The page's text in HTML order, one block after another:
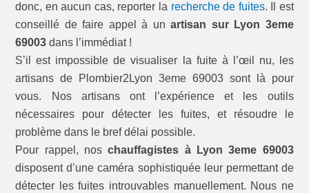
donc, en aucun cas, reporter la recherche de fuites. Il est
conseillé de faire appel à unartisan sur Lyon 3eme
69003 dans l’immédiat !
S’il est impossible de visualiser la fuite à l’œil nu, les
artisans de Plombier2Lyon 3eme 69003 sont là pour
vous. Nos artisans ont l’expérience et les outils
nécessaires pour détecter les fuites, et résoudre le
problème dans le bref délai possible.
Pour rappel, noschauffagistes à Lyon 3eme 69003
disposent d’une caméra sophistiquée leur permettant de
détecter les fuites introuvables manuellement. Nous ne